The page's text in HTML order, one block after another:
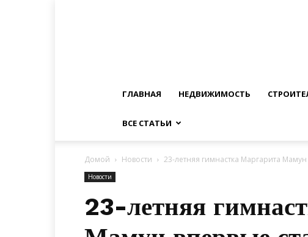
ГЛАВНАЯ НЕДВИЖИМОСТЬ
ВСЕ СТАТЬИ
Домой Новости 23-летняя гимнастка Маргарита
Новости
23-летняя